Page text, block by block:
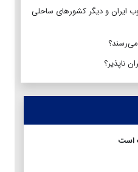
ایران و دیگر کشورهای ساحلی
ناپذیر؟
است